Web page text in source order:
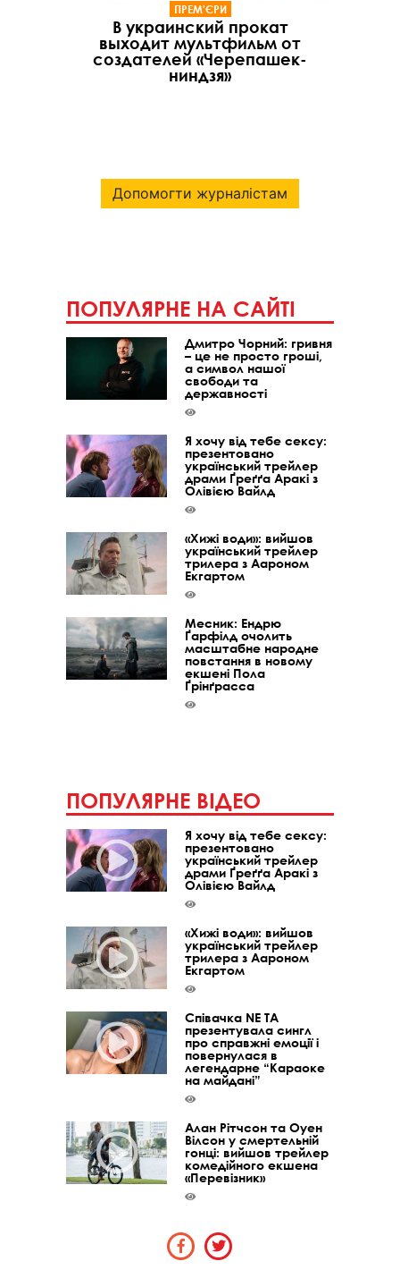
ПРЕМ'ЄРИ
В украинский прокат
выходит мультфильм от
создателей «Черепашек-
ниндзя»
Допомогти журналістам
ПОПУЛЯРНЕ НА САЙТІ
Дмитро Чорний: гривня
– це не просто гроші,
а символ нашої
свободи та
державності
Я хочу від тебе сексу:
презентовано
український трейлер
драми Ґреґґа Аракі з
Олівією Вайлд
«Хижі води»: вийшов
український трейлер
трилера з Аароном
Екгартом
Месник: Ендрю
Ґарфілд очолить
масштабне народне
повстання в новому
екшені Пола
Ґрінґрасса
ПОПУЛЯРНЕ ВІДЕО
Я хочу від тебе сексу:
презентовано
український трейлер
драми Ґреґґа Аракі з
Олівією Вайлд
«Хижі води»: вийшов
український трейлер
трилера з Аароном
Екгартом
Співачка NE TA
презентувала сингл
про справжні емоції і
повернулася в
легендарне “Караоке
на майдані”
Алан Рітчсон та Оуен
Вілсон у смертельній
гонці: вийшов трейлер
комедійного екшена
«Перевізник»